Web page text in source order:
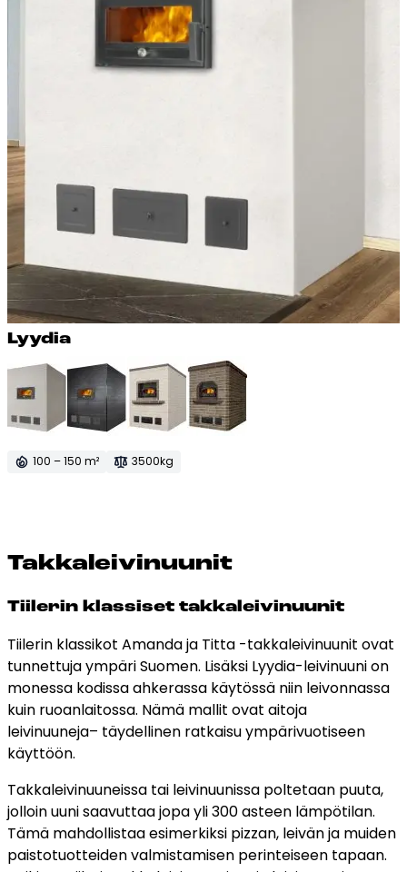
Lyy­dia
100 – 150 m² 3500kg
Tak­ka­lei­vi­nuu­nit
Tiilerin klassiset takkaleivinuunit
Tiilerin klassikot Amanda ja Titta -takkaleivinuunit ovat
tunnettuja ympäri Suomen. Lisäksi Lyydia-leivinuuni on
monessa kodissa ahkerassa käytössä niin leivonnassa
kuin ruoanlaitossa. Nämä mallit ovat aitoja
leivinuuneja– täydellinen ratkaisu ympärivuotiseen
käyttöön.
Takkaleivinuuneissa tai leivinuunissa poltetaan puuta,
jolloin uuni saavuttaa jopa yli 300 asteen lämpötilan.
Tämä mahdollistaa esimerkiksi pizzan, leivän ja muiden
paistotuotteiden valmistamisen perinteiseen tapaan.